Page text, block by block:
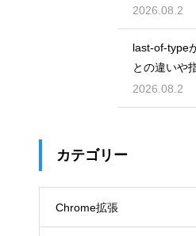
2026.08.2
last-of-type
との違いや
2026.08.2
カテゴリー
Chrome拡張